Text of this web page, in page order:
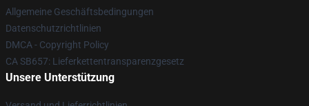
Allgemeine Geschäftsbedingungen
Datenschutzrichtlinien
DMCA - Copyright Policy
CA SB657: Lieferkettentransparenzgesetz
Unsere Unterstützung